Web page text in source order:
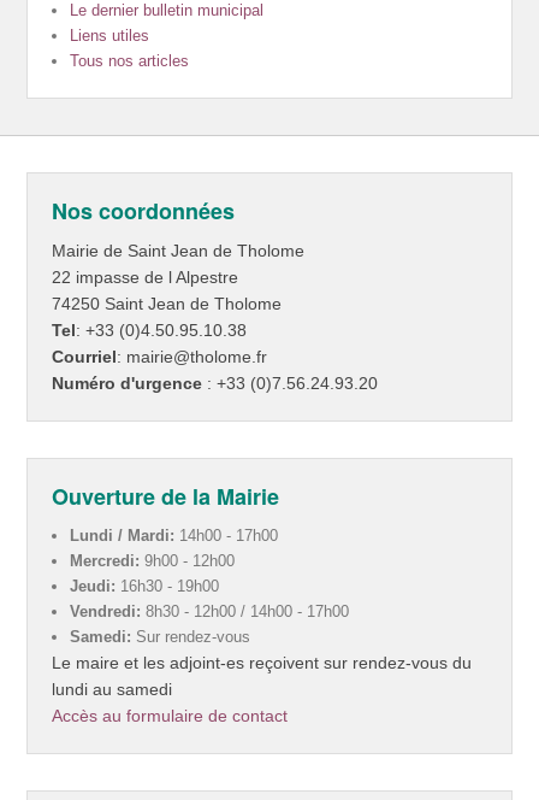
Le dernier bulletin municipal
Liens utiles
Tous nos articles
Nos coordonnées
Mairie de Saint Jean de Tholome
22 impasse de l Alpestre
74250 Saint Jean de Tholome
Tel: +33 (0)4.50.95.10.38
Courriel: mairie@tholome.fr
Numéro d'urgence : +33 (0)7.56.24.93.20
Ouverture de la Mairie
Lundi / Mardi: 14h00 - 17h00
Mercredi: 9h00 - 12h00
Jeudi: 16h30 - 19h00
Vendredi: 8h30 - 12h00 / 14h00 - 17h00
Samedi: Sur rendez-vous
Le maire et les adjoint-es reçoivent sur rendez-vous du
lundi au samedi
Accès au formulaire de contact